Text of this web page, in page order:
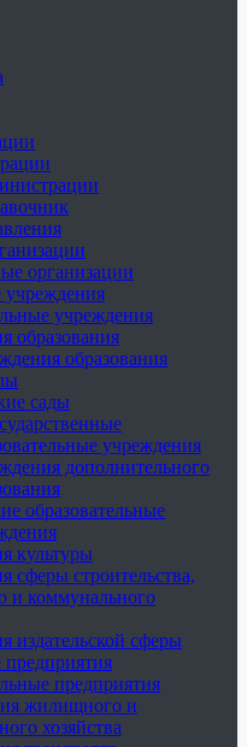
организации
учреждения
образования
образования
сады
учреждения
дополнительного
образовательные
культуры
сферы строительства,
и коммунального
издательской сферы
предприятия
жилищного и
хозяйства